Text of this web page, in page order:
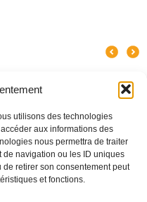
utilisons des technologies
aux informations des
nous permettra de traiter
navigation ou les ID uniques
retirer son consentement peut
et fonctions.
un
?
le goût